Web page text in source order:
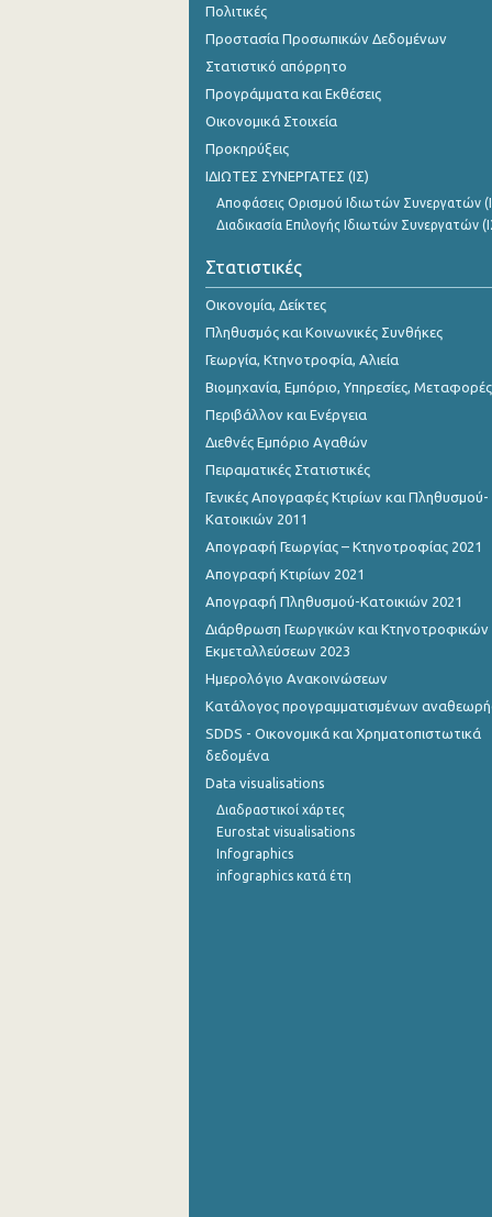
Μαΐου 2024
Απριλίου 2024
Μαρτίου 2024
Φεβρουαρίου 2024
Ιανουαρίου 2024
Δεκεμβρίου 2023
Οκτωβρίου 2023
Σεπτεμβρίου 2023
Αυγούστου 2023
Ιουνίου 2023
Απριλίου 2023
Φεβρουαρίου 2023
Ιανουαρίου 2023
Δεκεμβρίου 2022
Οκτωβρίου 2022
Σεπτεμβρίου 2022
Αυγούστου 2022
Ιουλίου 2022
Πολιτικές
Προστασία Προσωπικών Δεδομένων
Στατιστικό απόρρητο
Προγράμματα και Εκθέσεις
Οικονομικά Στοιχεία
Προκηρύξεις
ΙΔΙΩΤΕΣ ΣΥΝΕΡΓΑΤΕΣ (ΙΣ)
Αποφάσεις Ορισμού Ιδιωτών Συνεργατών
Διαδικασία Επιλογής Ιδιωτών Συνεργατών
Στατιστικές
Οικονομία, Δείκτες
Πληθυσμός και Κοινωνικές Συνθήκες
Γεωργία, Κτηνοτροφία, Αλιεία
Βιομηχανία, Εμπόριο, Υπηρεσίες, Μεταφορές
Περιβάλλον και Ενέργεια
Διεθνές Εμπόριο Αγαθών
Πειραματικές Στατιστικές
Γενικές Απογραφές Κτιρίων και Πληθυσμού-
Κατοικιών 2011
Απογραφή Γεωργίας – Κτηνοτροφίας 2021
Απογραφή Κτιρίων 2021
Απογραφή Πληθυσμού-Κατοικιών 2021
Διάρθρωση Γεωργικών και Κτηνοτροφικών
Εκμεταλλεύσεων 2023
Ημερολόγιο Ανακοινώσεων
Κατάλογος προγραμματισμένων
SDDS - Οικονομικά και Χρηματοπιστωτικά
δεδομένα
Data visualisations
Διαδραστικοί χάρτες
Eurostat visualisations
Infographics
infographics κατά έτη